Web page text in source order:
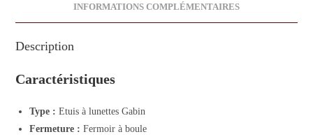
INFORMATIONS COMPLÉMENTAIRES
Description
Caractéristiques
Type : Etuis à lunettes Gabin
Fermeture : Fermoir à boule